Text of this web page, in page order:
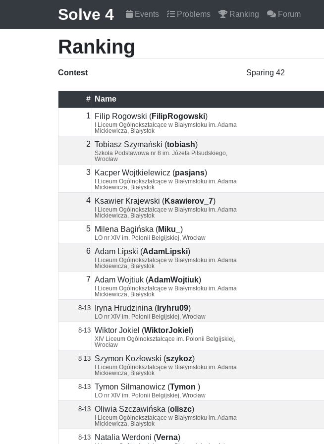
Solve 4 Events Problems Ranking Forum
Ranking
Contest Sparing 42
# Name
1
Filip Rogowski (FilipRogowski)
I Liceum Ogólnokształcące w Białymstoku im. Adama
Mickiewicza, Białystok
2 Tobiasz Szymański (tobiash)
Szkoła Podstawowa nr 8 im. Józefa Piłsudskiego,
Wrocław
3 Kacper Wojtkielewicz (pasjans)
I Liceum Ogólnokształcące w Białymstoku im. Adama
Mickiewicza, Białystok
4 Ksawier Krajewski (Ksawierov_7)
I Liceum Ogólnokształcące w Białymstoku im. Adama
Mickiewicza, Białystok
5 Milena Bagińska (Miku_ )
LO nr XIV im. Polonii Belgijskiej, Wrocław
6 Adam Lipski (AdamLipski)
I Liceum Ogólnokształcące w Białymstoku im. Adama
Mickiewicza, Białystok
7 Adam Wojtiuk (AdamWojtiuk)
I Liceum Ogólnokształcące w Białymstoku im. Adama
Mickiewicza, Białystok
8-13 Iryna Hrudzinina ( Iryhru09)
LO nr XIV im. Polonii Belgijskiej, Wrocław
8-13 Wiktor Jokiel (WiktorJokiel )
XIV Liceum Ogólnokształcące im. Polonii Belgijskiej,
Wrocław
8-13 Szymon Kozłowski (szykoz)
I Liceum Ogólnokształcące w Białymstoku im. Adama
Mickiewicza, Białystok
8-13 Tymon Silmanowicz (Tymon )
LO nr XIV im. Polonii Belgijskiej, Wrocław
8-13 Oliwia Szczawińska (oliszc)
I Liceum Ogólnokształcące w Białymstoku im. Adama
Mickiewicza, Białystok
8-13 Natalia Werdoni (Verna)